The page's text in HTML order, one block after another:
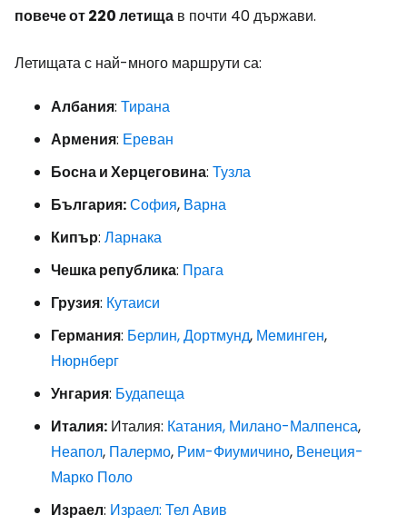
повече от 220 летища в почти 40 държави.
Летищата с най-много маршрути са:
Албания: Тирана
Армения: Ереван
Босна и Херцеговина: Тузла
България:София, Варна
Кипър: Ларнака
Чешка република: Прага
Грузия: Кутаиси
Германия: Берлин,Дортмунд, Меминген,
Нюрнберг
Унгария: Будапеща
Италия: Италия: Катания, Милано-Малпенса,
Неапол, Палермо, Рим-Фиумичино, Венеция-
Марко Поло
Израел: Израел: Тел Авив